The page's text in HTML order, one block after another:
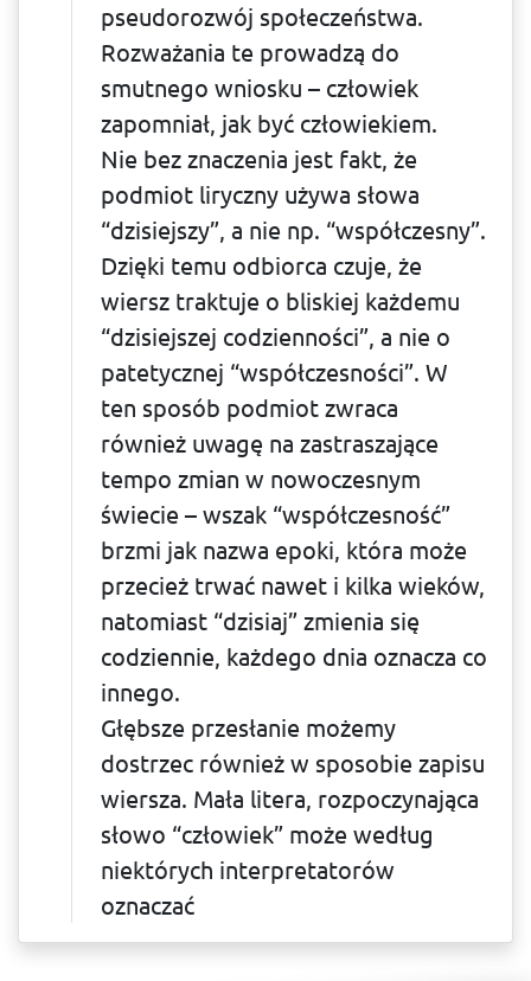
pseudorozwój społeczeństwa.
Rozważania te prowadzą do
smutnego wniosku – człowiek
zapomniał, jak być człowiekiem.
Nie bez znaczenia jest fakt, że
podmiot liryczny używa słowa
“dzisiejszy”, a nie np. “współczesny”.
Dzięki temu odbiorca czuje, że
wiersz traktuje o bliskiej każde­mu
“dzisiejszej codzienności”, a nie o
patetycznej “współczesności”. W
ten sposób podmiot zwraca
również uwagę na zastraszające
tempo zmian w nowoczesnym
świecie – wszak “współczesność”
brzmi jak nazwa epoki, która może
przecież trwać nawet i kilka wieków,
natomiast “dzisiaj” zmienia się
codziennie, każdego dnia oznacza co
innego.
Głębsze przesłanie możemy
dostrzec również w sposobie zapisu
wiersza. Mała litera, rozpoczynająca
słowo “człowiek” może według
niektórych interpretatorów
oznaczać